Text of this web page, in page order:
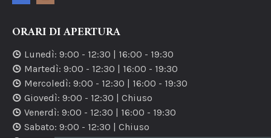
ORARI DI APERTURA
Lunedì: 9:00 - 12:30 | 16:00 - 19:30
Martedì: 9:00 - 12:30 | 16:00 - 19:30
Mercoledì: 9:00 - 12:30 | 16:00 - 19:30
Giovedì: 9:00 - 12:30 | Chiuso
Venerdì: 9:00 - 12:30 | 16:00 - 19:30
Sabato: 9:00 - 12:30 | Chiuso